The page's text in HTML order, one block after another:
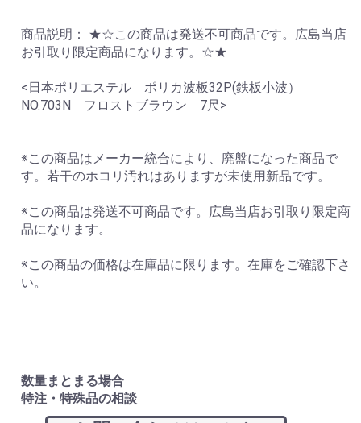
商品説明： ★☆この商品は発送不可商品です。広島当店
お引取り限定商品になります。☆★
<日本ポリエステル ポリカ波板32P(鉄板小波）
NO.703N フロストブラウン 7尺>
※この商品はメーカー統合により、廃盤になった商品で
す。若干のホコリ汚れはありますが未使用新品です。
※この商品は発送不可商品です。広島当店お引取り限定商
品になります。
※この商品の価格は在庫品に限ります。在庫をご確認下さ
い。
数量まとまる場合
特注・特殊品の相談